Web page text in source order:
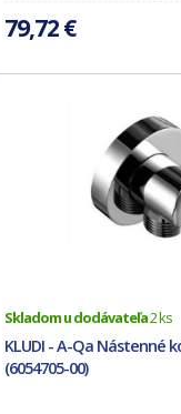
79,72 €
Skladom u dodávateľa2 ks
KLUDI - A-Qa Nástenné
(6054705-00)